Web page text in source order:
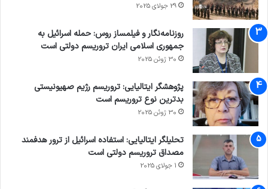
29 جولای 2025
روزنامه‌نگار و فیلمساز روس: حمله اسرائیل به
جمهوری اسلامی ایران تروریسم دولتی است
30 ژوئن 2025
پژوهشگر ایتالیایی: تروریسم رژیم صهیونیستی
بدترین نوع تروریسم است
30 ژوئن 2025
تحلیلگر ایتالیایی: استفاده اسرائیل از ترور هدفمند
مصداق تروریسم دولتی است
1 جولای 2025